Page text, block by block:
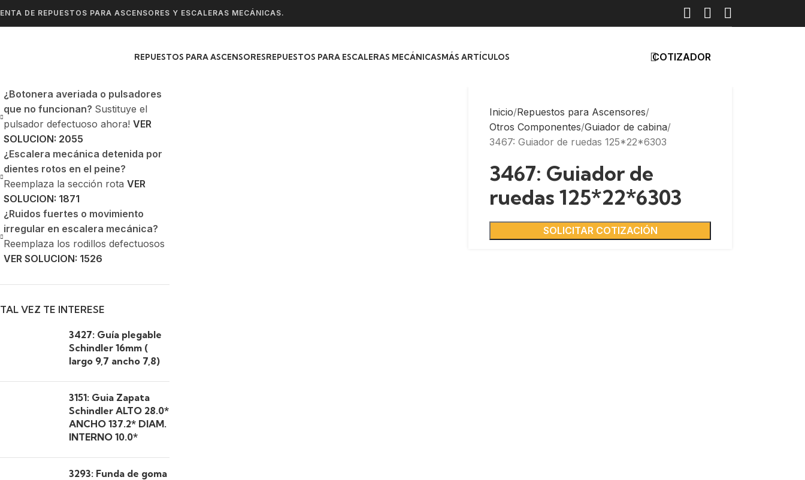
DE REPUESTOS PARA ASCENSORES Y ESCALERAS MECÁNICAS.
REPUESTOS PARA ASCENSORESREPUESTOS PARA ESCALERAS MECÁNICASMÁS ARTÍCULOS COTIZADOR
¿Botonera averiada o pulsadores
que no funcionan? Sustituye el
pulsador defectuoso ahora! VER
SOLUCION: 2055
¿Escalera mecánica detenida por
dientes rotos en el peine?
Reemplaza la sección rota VER
SOLUCION: 1871
¿Ruidos fuertes o movimiento
irregular en escalera mecánica?
Reemplaza los rodillos defectuosos
VER SOLUCION: 1526
TAL VEZ TE INTERESE
3427: Guía plegable
Schindler 16mm (
largo 9,7 ancho 7,8)
3151: Guia Zapata
Schindler ALTO 28.0*
ANCHO 137.2* DIAM.
INTERNO 10.0*
3293: Funda de goma
Inicio Repuestos para Ascensores
Otros Componentes Guiador de cabina
3467: Guiador de ruedas 125*22*6303
3467: Guiador de
ruedas 125*22*6303
SOLICITAR COTIZACIÓN